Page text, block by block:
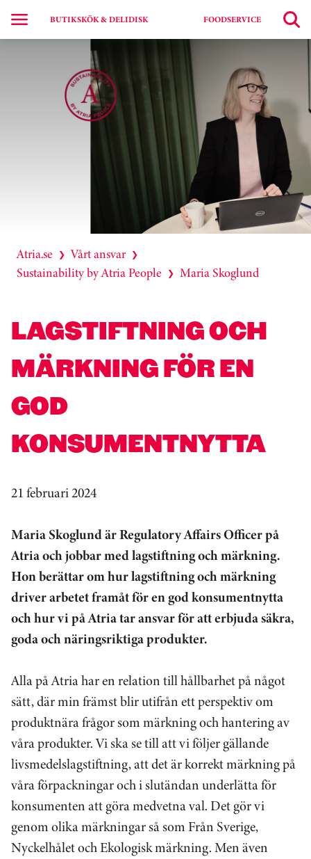
BUTIKSKÖK & DELIDISK FOODSERVICE
Atria.se ❯ Vårt ansvar ❯
Sustainability by Atria People ❯ Maria Skoglund
LAGSTIFTNING OCH
MÄRKNING FÖR EN
GOD
KONSUMENTNYTTA
21 februari 2024
Maria Skoglund är Regulatory Affairs Officer på
Atria och jobbar med lagstiftning och märkning.
Hon berättar om hur lagstiftning och märkning
driver arbetet framåt för en god konsumentnytta
och hur vi på Atria tar ansvar för att erbjuda säkra,
goda och näringsriktiga produkter.
Alla på Atria har en relation till hållbarhet på något
sätt, där min främst blir utifrån ett perspektiv om
produktnära frågor som märkning och hantering av
våra produkter. Vi ska se till att vi följer gällande
livsmedelslagstiftning, att det är korrekt märkning på
våra förpackningar och i slutändan underlätta för
konsumenten att göra medvetna val. Det gör vi
genom olika märkningar så som Från Sverige,
Nyckelhålet och Ekologisk märkning. Men även